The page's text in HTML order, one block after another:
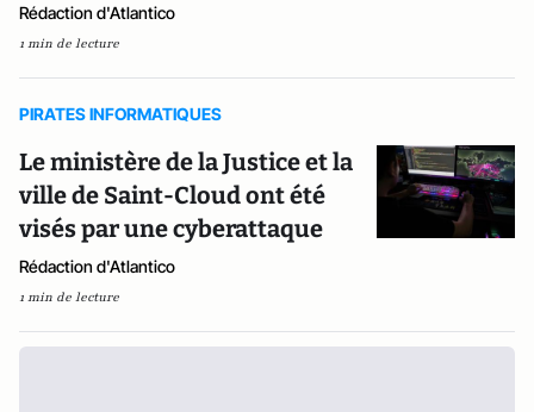
Rédaction d'Atlantico
1 min de lecture
PIRATES INFORMATIQUES
Le ministère de la Justice et la
ville de Saint-Cloud ont été
visés par une cyberattaque
Rédaction d'Atlantico
1 min de lecture